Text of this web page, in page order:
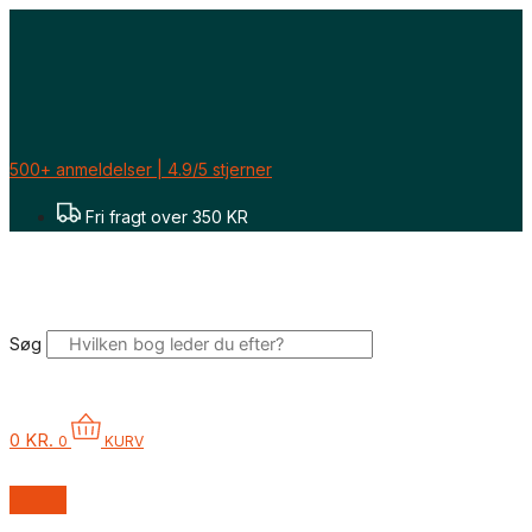
Gå
500+ anmeldelser | 4.9/5 stjerner
Fri fragt over 350 KR
Søg
0 KR. 0 KURV